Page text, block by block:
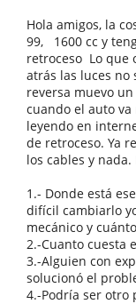
Hola amigos, la
99, 1600 cc y
retroceso Lo que
atrás las luces
reversa muevo
cuando el auto va
leyendo en
de retroceso. Ya
los cables y
1.- Donde está
difícil cambiarlo
mecánico y
2.-Cuanto cuesta
3.-Alguien con
solucionó el
4.-Podría ser otro